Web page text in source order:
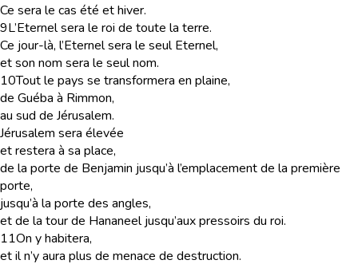
Ce sera le cas été et hiver.
9L’Eternel sera le roi de toute la terre.
Ce jour-là, l’Eternel sera le seul Eternel,
et son nom sera le seul nom.
10Tout le pays se transformera en plaine,
de Guéba à Rimmon,
au sud de Jérusalem.
Jérusalem sera élevée
et restera à sa place,
de la porte de Benjamin jusqu’à l’emplacement de la première
porte,
jusqu’à la porte des angles,
et de la tour de Hananeel jusqu’aux pressoirs du roi.
11On y habitera,
et il n’y aura plus de menace de destruction.